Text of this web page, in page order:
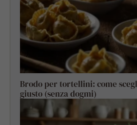
Brodo per tortellini: come
giusto (senza dogmi)